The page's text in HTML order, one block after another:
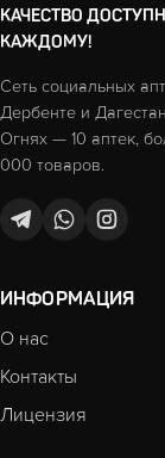
КАЧЕСТВО
КАЖДОМУ!
Сеть социальных
Дербенте и
Огнях — 10 аптек,
000 товаров.
ИНФОРМАЦИЯ
О нас
Контакты
Лицензия